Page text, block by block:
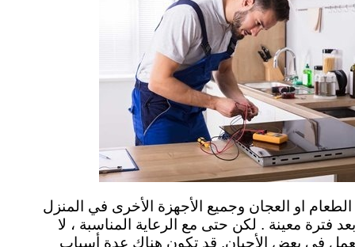
او العجان وجميع الأجهزة الأخرى في المنزل
فترة معينة . لكن حتى مع الرعاية المناسبة ، لا
في بعض الأحيان. قد تكون هناك عدة أسباب